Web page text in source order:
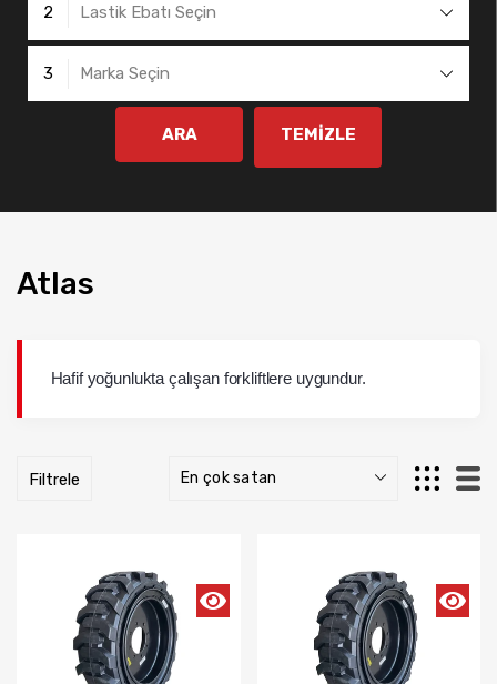
2 Lastik Ebatı Seçin
3 Marka Seçin
ARA TEMİZLE
Atlas
Hafif yoğunlukta çalışan forkliftlere uygundur.
Filtrele